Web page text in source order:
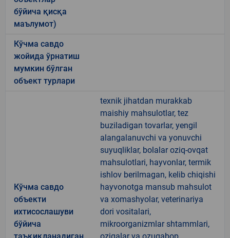
бўйича қисқа
маълумот)
Кўчма савдо
жойида ўрнатиш
мумкин бўлган
объект турлари
Кўчма савдо
объекти
ихтисослашуви
бўйича
texnik jihatdan murakkab
maishiy mahsulotlar, tez
buziladigan tovarlar, yengil
alangalanuvchi va yonuvchi
suyuqliklar, bolalar oziq-ovqat
mahsulotlari, hayvonlar, termik
ishlov berilmagan, kelib chiqishi
hayvonotga mansub mahsulot
va xomashyolar, veterinariya
dori vositalari,
mikroorganizmlar shtammlari,